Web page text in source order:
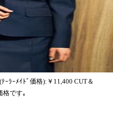
ｰﾗｰﾒｲﾄﾞ価格):￥11,400 CUT＆
です｡